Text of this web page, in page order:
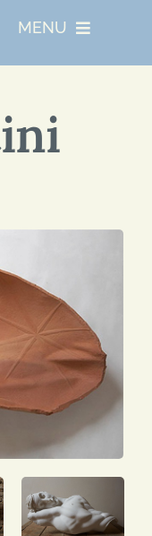
MENU
CHI SIAMO
PRINCIPALI
NETWORKS
ABOUT FAENZA
ENG